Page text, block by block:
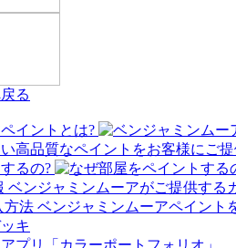
高品質なペイントをお客様にご提
ベンジャミンムーアがご提供する
ベンジャミンムーアペイント